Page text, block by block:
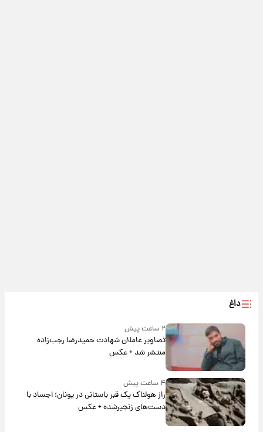
داغ
۲ ساعت پیش
تصاویر عاملان شهادت حمیدرضا رجب‌زاده
منتشر شد + عکس
۴ ساعت پیش
راز هولناک یک قبر باستانی در یونان؛ اجساد با
دست‌های زنجیرشده + عکس